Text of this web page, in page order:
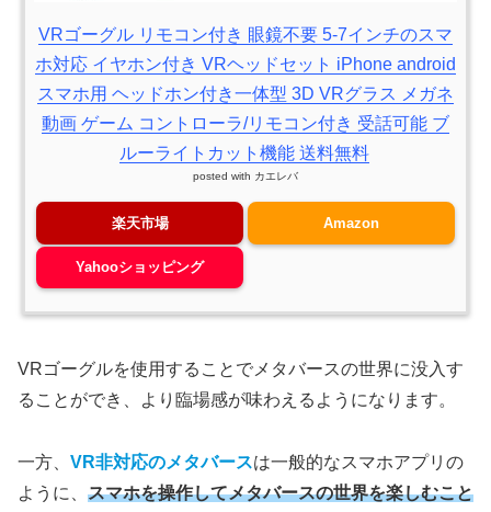
VRゴーグル リモコン付き 眼鏡不要 5-7インチのスマ
ホ対応 イヤホン付き VRヘッドセット iPhone android
スマホ用 ヘッドホン付き一体型 3D VRグラス メガネ
動画 ゲーム コントローラ/リモコン付き 受話可能 ブ
ルーライトカット機能 送料無料
posted with カエレバ
楽天市場 Amazon
Yahooショッピング
VRゴーグルを使用することでメタバースの世界に没入す
ることができ、より臨場感が味わえるようになります。
一方、 VR非対応のメタバースは一般的なスマホアプリの
ように、 スマホを操作してメタバースの世界を楽しむこと